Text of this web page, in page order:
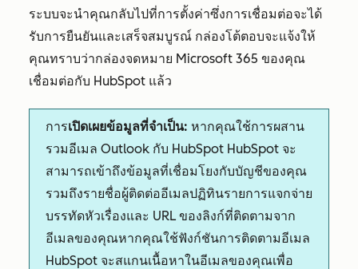
ระบบจะนำคุณกลับไปที่การตั้งค่าซึ่งการเชื่อมต่อจะได้
รับการยืนยันและเสร็จสมบูรณ์ กล่องโต้ตอบจะแจ้งให้
คุณทราบว่ากล่องจดหมาย Microsoft 365 ของคุณ
เชื่อมต่อกับ HubSpot แล้ว
การเปิดเผยข้อมูลที่จำเป็น: หากคุณใช้การผสาน
รวมอีเมล Outlook กับ HubSpot HubSpot จะ
สามารถเข้าถึงข้อมูลที่เชื่อมโยงกับบัญชีของคุณ
รวมถึงรายชื่อผู้ติดต่ออีเมลปฏิทินรายการแจกจ่าย
บรรทัดหัวเรื่องและ URL ของลิงก์ที่ติดตามจาก
อีเมลของคุณหากคุณใช้ฟังก์ชันการติดตามอีเมล
HubSpot จะสแกนเนื้อหาในอีเมลของคุณเพื่อ